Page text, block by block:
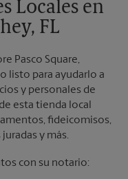
Locales en
FL
Pasco Square,
listo para ayudarlo a
y personales de
esta tienda local
fideicomisos,
y más.
con su notario: